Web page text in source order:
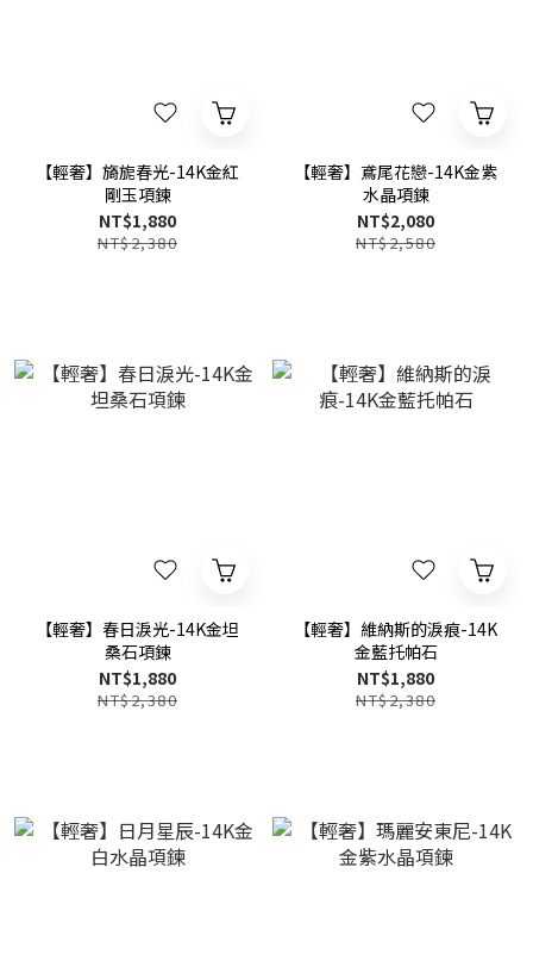
【輕奢】旖旎春光-14K金紅
剛玉項鍊
NT$1,880
NT$2,380
【輕奢】鳶尾花戀-14K金紫
水晶項鍊
NT$2,080
NT$2,580
【輕奢】春日淚光-14K金坦
桑石項鍊
NT$1,880
NT$2,380
【輕奢】維納斯的淚痕-14K
金藍托帕石
NT$1,880
NT$2,380